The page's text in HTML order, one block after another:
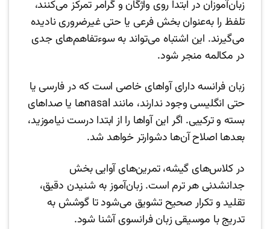
زبان‌آموزان در ابتدا روی واژگان و گرامر تمرکز می‌کنند،
تلفظ را به‌عنوان بخش فرعی یا حتی غیرضروری نادیده
می‌گیرند. این اشتباه می‌تواند به سوءتفاهم‌های جدی
در مکالمه منجر شود.
زبان فرانسه دارای آواهای خاصی است که در فارسی یا
حتی انگلیسی وجود ندارند، مانند nasalها یا صداهای
بسته‌ و ترکیبی. اگر این آواها را از ابتدا درست نیاموزید،
بعدها اصلاح آن‌ها دشوارتر خواهد شد.
در کلاس‌های گیشه، تمرین‌های آوایی بخش
جدانشدنی هر ترم است. زبان‌آموز به شنیدن دقیق،
تقلید و تکرار صحیح تشویق می‌شود تا گوشش به
تدریج با موسیقی زبان فرانسوی آشنا شود.